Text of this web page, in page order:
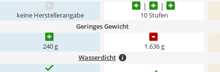
keine Herstellerangabe 10 Stufen
Geringes Gewicht
240 g 1.636 g
Wasserdicht